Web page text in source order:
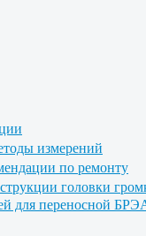
измерений
по ремонту
головки
для переносной